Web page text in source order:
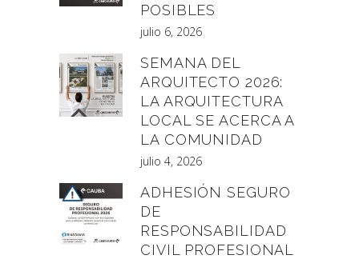
POSIBLES
julio 6, 2026
SEMANA DEL
ARQUITECTO 2026:
LA ARQUITECTURA
LOCAL SE ACERCA A
LA COMUNIDAD
julio 4, 2026
ADHESIÓN SEGURO
DE
RESPONSABILIDAD
CIVIL PROFESIONAL